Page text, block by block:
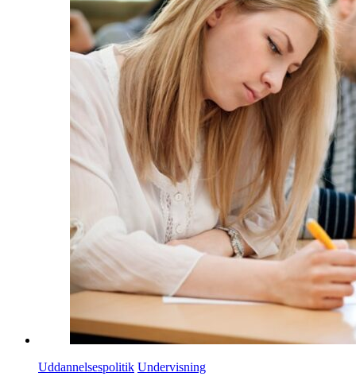
Uddannelsespolitik Undervisning